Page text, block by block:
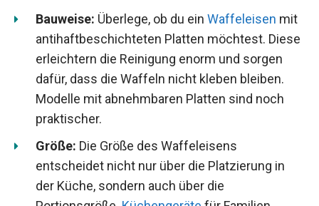
Bauweise: Überlege, ob du ein Waffeleisen mit
antihaftbeschichteten Platten möchtest. Diese
erleichtern die Reinigung enorm und sorgen
dafür, dass die Waffeln nicht kleben bleiben.
Modelle mit abnehmbaren Platten sind noch
praktischer.
Größe: Die Größe des Waffeleisens
entscheidet nicht nur über die Platzierung in
der Küche, sondern auch über die